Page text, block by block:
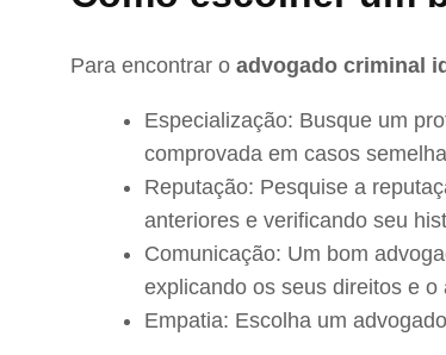
Para encontrar o advogado criminal
Especialização: Busque um
comprovada em casos
Reputação: Pesquise a
anteriores e verificando seu
Comunicação: Um bom
explicando os seus direitos e
Empatia: Escolha um